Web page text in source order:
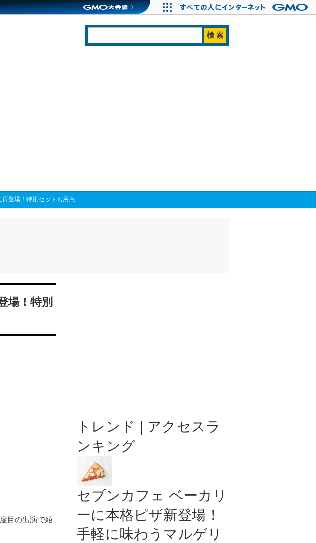
登場！特別セットも用意
場！特別
目の出演で紹
トレンド | アクセスラ
ンキング
セブンカフェ ベーカリ
ーに本格ピザ新登場！
手軽に味わうマルゲリ